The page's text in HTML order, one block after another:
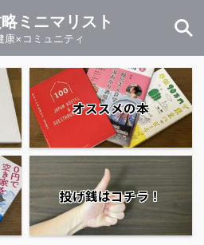
ミニマリスト
康×コミュニティ
オススメの本
投げ銭はコチラ！